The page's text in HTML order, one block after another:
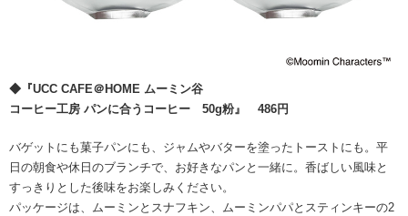
◆『UCC CAFE＠HOME ムーミン谷
コーヒー工房 パンに合うコーヒー 50g粉』 486円
バゲットにも菓子パンにも、ジャムやバターを塗ったトーストにも。平
日の朝食や休日のブランチで、お好きなパンと一緒に。香ばしい風味と
すっきりとした後味をお楽しみください。
パッケージは、ムーミンとスナフキン、ムーミンパパとスティンキーの2